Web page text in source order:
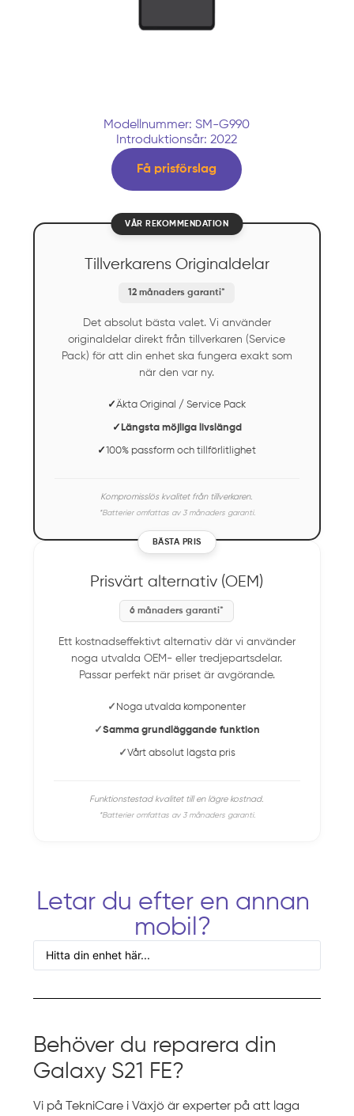
Modellnummer: SM-G990
Introduktionsår: 2022
Få prisförslag
VÅR REKOMMENDATION
Tillverkarens Originaldelar
12 månaders garanti*
Det absolut bästa valet. Vi använder
originaldelar direkt från tillverkaren (Service
Pack) för att din enhet ska fungera exakt som
när den var ny.
✓Äkta Original / Service Pack
✓ Längsta möjliga livslängd
✓100% passform och tillförlitlighet
Kompromisslös kvalitet från tillverkaren.
*Batterier omfattas av 3 månaders garanti.
BÄSTA PRIS
Prisvärt alternativ (OEM)
6 månaders garanti*
Ett kostnadseffektivt alternativ där vi använder
noga utvalda OEM- eller tredjepartsdelar.
Passar perfekt när priset är avgörande.
✓ Noga utvalda komponenter
✓Samma grundläggande funktion
✓Vårt absolut lägsta pris
Funktionstestad kvalitet till en lägre kostnad.
*Batterier omfattas av 3 månaders garanti.
Letar du efter en annan
mobil?
Behöver du reparera din
Galaxy S21 FE?
Vi på TekniCare i Växjö är experter på att laga